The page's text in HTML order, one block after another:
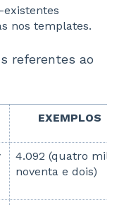
existentes
nos templates.
referentes ao
EXEMPLOS
4.092 (quatro mil e
noventa e dois)